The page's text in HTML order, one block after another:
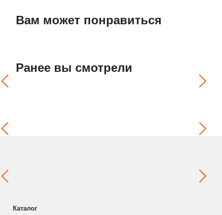
Вам может понравиться
Ранее вы смотрели
Каталог